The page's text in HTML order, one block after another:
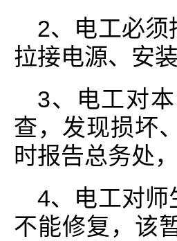
2、电工必
拉接电源、安
3、电工对
查，发现损坏
时报告总务处
4、电工对师
不能修复，该